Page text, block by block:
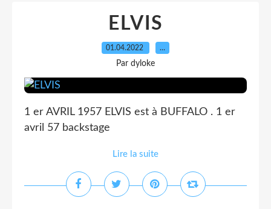
ELVIS
01.04.2022 …
Par dyloke
1 er AVRIL 1957 ELVIS est à BUFFALO . 1 er
avril 57 backstage
Lire la suite